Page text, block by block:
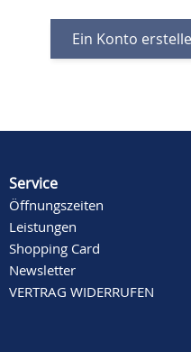
Ein Konto
Service
Öffnungszeiten
Leistungen
Shopping Card
Newsletter
VERTRAG WIDERRUFEN